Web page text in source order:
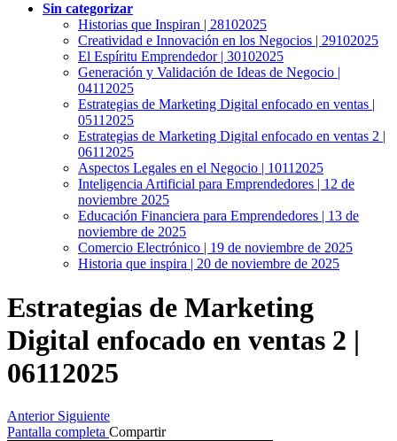
Sin categorizar
Historias que Inspiran | 28102025
Creatividad e Innovación en los Negocios | 29102025
El Espíritu Emprendedor | 30102025
Generación y Validación de Ideas de Negocio |
04112025
Estrategias de Marketing Digital enfocado en ventas |
05112025
Estrategias de Marketing Digital enfocado en ventas 2 |
06112025
Aspectos Legales en el Negocio | 10112025
Inteligencia Artificial para Emprendedores | 12 de
noviembre 2025
Educación Financiera para Emprendedores | 13 de
noviembre de 2025
Comercio Electrónico | 19 de noviembre de 2025
Historia que inspira | 20 de noviembre de 2025
Estrategias de Marketing
Digital enfocado en ventas 2 |
06112025
Anterior Siguiente
Pantalla completa Compartir